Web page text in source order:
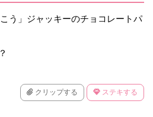
う」ジャッキーのチョコレートパ
クリップする ステキする